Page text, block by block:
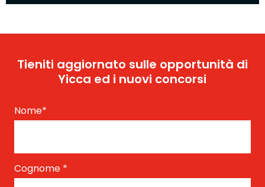
Tieniti aggiornato sulle opportunità di
Yicca ed i nuovi concorsi
Nome*
Cognome *